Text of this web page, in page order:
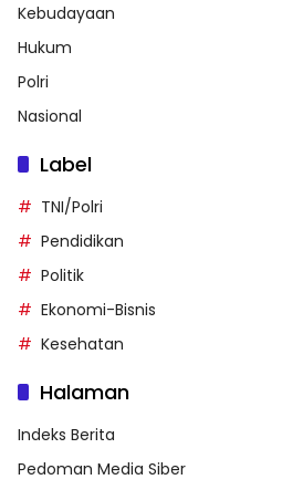
Kebudayaan
Hukum
Polri
Nasional
Label
TNI/Polri
Pendidikan
Politik
Ekonomi-Bisnis
Kesehatan
Halaman
Indeks Berita
Pedoman Media Siber